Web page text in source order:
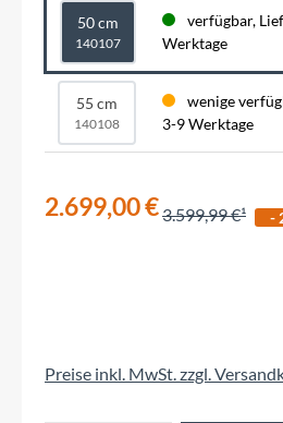
50 cm
140107
verfügbar,
Werktage
55 cm
140108
wenige
3-9 Werktage
2.699,00 €3.599,99 € -
Preise inkl. MwSt. zzgl.